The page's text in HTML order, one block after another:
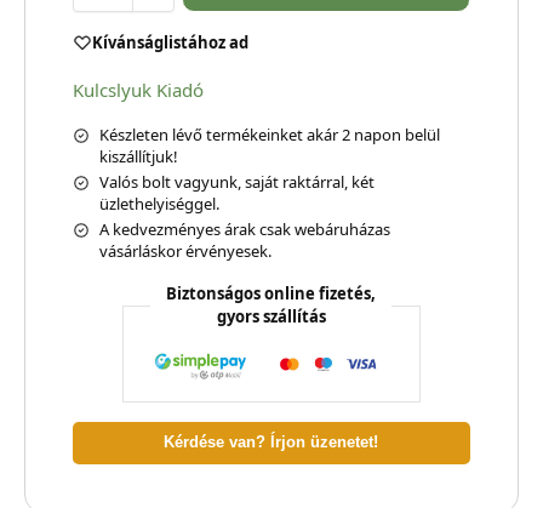
Kívánságlistához ad
Kulcslyuk Kiadó
Készleten lévő termékeinket akár 2 napon belül
kiszállítjuk!
Valós bolt vagyunk, saját raktárral, két
üzlethelyiséggel.
A kedvezményes árak csak webáruházas
vásárláskor érvényesek.
Biztonságos online fizetés,
gyors szállítás
Kérdése van? Írjon üzenetet!